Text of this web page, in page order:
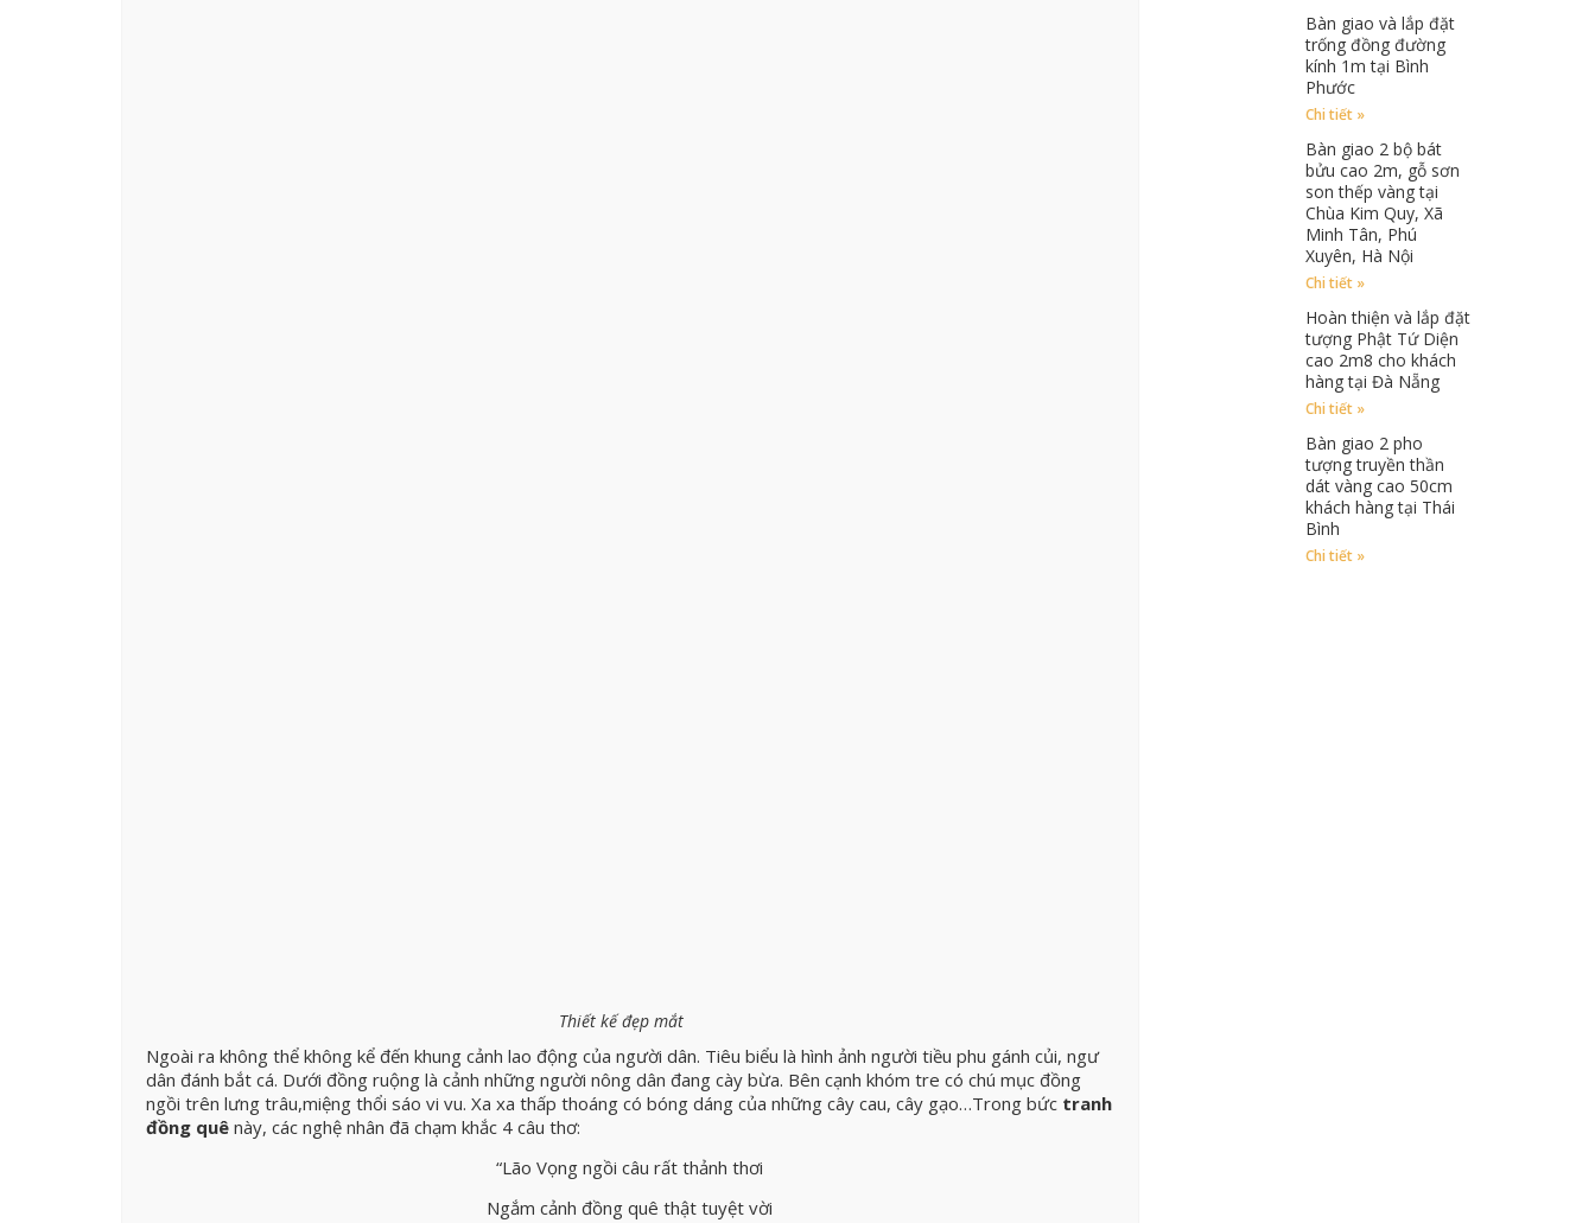
Thiết kế đẹp mắt
Ngoài ra không thể không kể đến khung cảnh lao động của người dân. Tiêu biểu là hình ảnh người tiều phu gánh củi, ngư
dân đánh bắt cá. Dưới đồng ruộng là cảnh những người nông dân đang cày bừa. Bên cạnh khóm tre có chú mục đồng
ngồi trên lưng trâu,miệng thổi sáo vi vu. Xa xa thấp thoáng có bóng dáng của những cây cau, cây gạo…Trong bức tranh
đồng quê này, các nghệ nhân đã chạm khắc 4 câu thơ:
“Lão Vọng ngồi câu rất thảnh thơi
Ngắm cảnh đồng quê thật tuyệt vời
Bàn giao và lắp đặt
trống đồng đường
kính 1m tại Bình
Phước
Chi tiết »
Bàn giao 2 bộ bát
bửu cao 2m, gỗ sơn
son thếp vàng tại
Chùa Kim Quy, Xã
Minh Tân, Phú
Xuyên, Hà Nội
Chi tiết »
Hoàn thiện và lắp đặt
tượng Phật Tứ Diện
cao 2m8 cho khách
hàng tại Đà Nẵng
Chi tiết »
Bàn giao 2 pho
tượng truyền thần
dát vàng cao 50cm
khách hàng tại Thái
Bình
Chi tiết »